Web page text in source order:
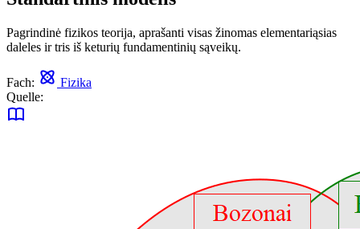
Pagrindinė fizikos teorija, aprašanti visas žinomas elementariąsias
daleles ir tris iš keturių fundamentinių sąveikų.
Fach:
Fizika
Quelle: